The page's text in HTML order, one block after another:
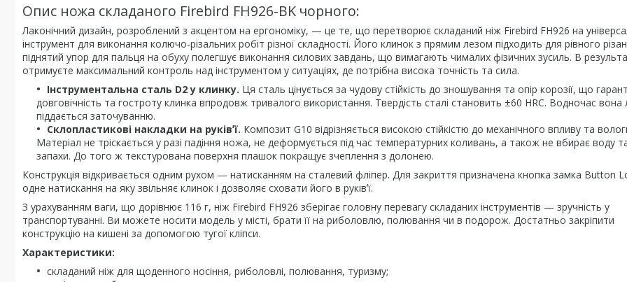
Опис ножа складаного Firebird FH926-BK чорного:
Лаконічний дизайн, розроблений з акцентом на ергономіку, — це те, що перетворює складаний ніж Firebird FH926 на
інструмент для виконання колючо-різальних робіт різної складності. Його клинок з прямим лезом підходить для рівного
піднятий упор для пальця на обуху полегшує виконання силових завдань, що вимагають чималих фізичних зусиль. В
отримуєте максимальний контроль над інструментом у ситуаціях, де потрібна висока точність та сила.
Інструментальна сталь D2 у клинку. Ця сталь цінується за чудову стійкість до зношування та опір корозії, що
довговічність та гостроту клинка впродовж тривалого використання. Твердість сталі становить ±60 HRC. Водночас вона
піддається заточуванню.
Склопластикові накладки на руківʼї. Композит G10 відрізняється високою стійкістю до механічного впливу та
Матеріал не тріскається у разі падіння ножа, не деформується під час температурних коливань, а також не вбирає воду
запахи. До того ж текстурована поверхня плашок покращує зчеплення з долонею.
Конструкція відкривається одним рухом — натисканням на сталевий фліпер. Для закриття призначена кнопка замка Button
одне натискання на яку звільняє клинок і дозволяє сховати його в руківʼї.
З урахуванням ваги, що дорівнює 116 г, ніж Firebird FH926 зберігає головну перевагу складаних інструментів — зручність у
транспортуванні. Ви можете носити модель у місті, брати її на риболовлю, полювання чи в подорож. Достатньо закріпити
конструкцію на кишені за допомогою тугої кліпси.
Характеристики:
складаний ніж для щоденного носіння, риболовлі, полювання, туризму;